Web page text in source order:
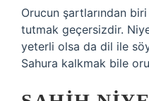
Orucun şartlarından
tutmak geçersizdir.
yeterli olsa da dil ile
Sahura kalkmak bile